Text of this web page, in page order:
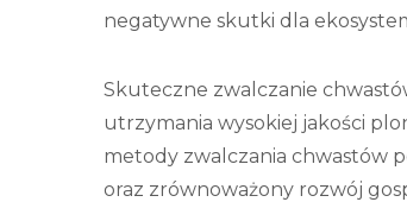
negatywne skutki dla
Skuteczne zwalczanie
utrzymania wysokiej jakości
metody zwalczania chwastów
oraz zrównoważony rozwój